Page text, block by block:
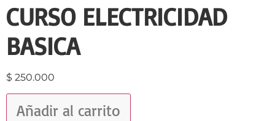
CURSO ELECTRICIDAD
BASICA
$ 250.000
Añadir al carrito